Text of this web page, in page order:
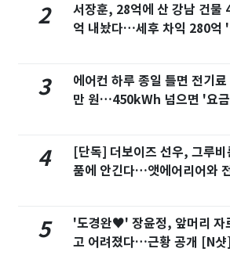
2
서장훈, 28억에 산 강남 건물
억 내놨다…세후 차익 280억
3
에어컨 하루 종일 틀면 전기
만 원…450kWh 넘으면 '요
4
[단독] 더보이즈 선우, 그루비
품에 안긴다…앳에어리어와
5
'도경완♥' 장윤정, 앞머리 자
고 어려졌다…근황 공개 [N샷]